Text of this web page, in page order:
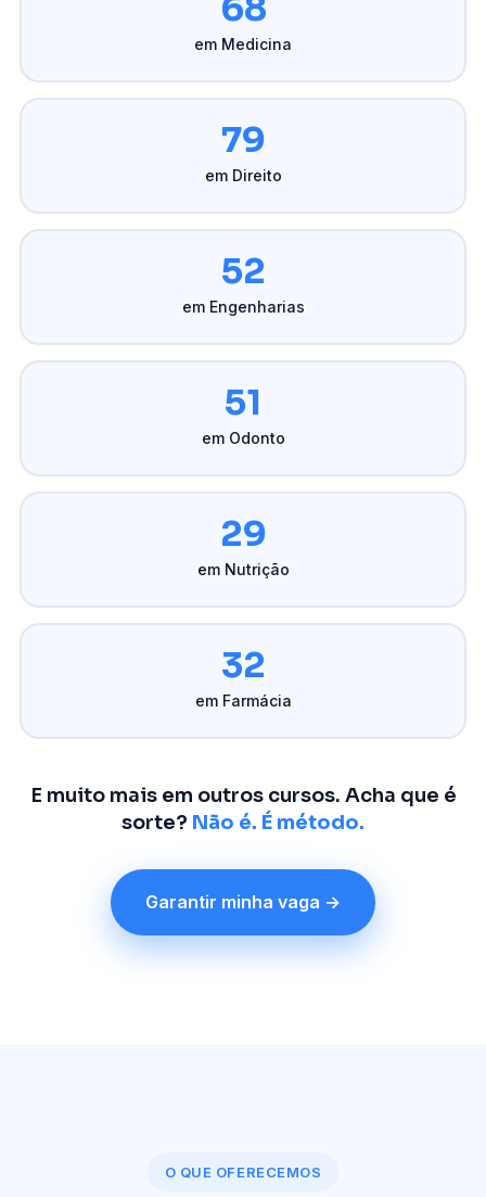
68
em Medicina
79
em Direito
52
em Engenharias
51
em Odonto
29
em Nutrição
32
em Farmácia
E muito mais em outros cursos. Acha que é
sorte? Não é. É método.
Garantir minha vaga →
O QUE OFERECEMOS